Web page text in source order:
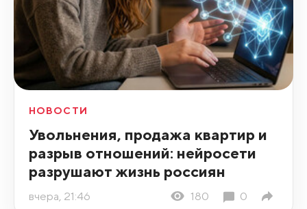
НОВОСТИ
Увольнения, продажа квартир и
разрыв отношений: нейросети
разрушают жизнь россиян
вчера, 21:46 180 0